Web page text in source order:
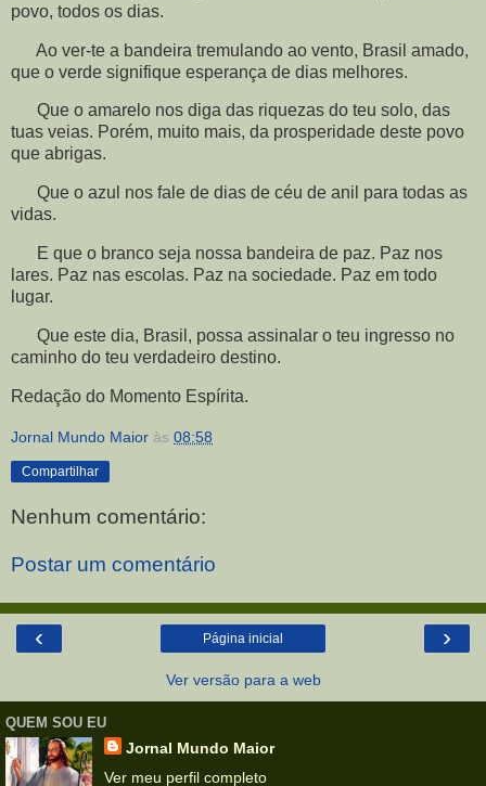
povo, todos os dias.
Ao ver-te a bandeira tremulando ao vento, Brasil amado,
que o verde signifique esperança de dias melhores.
Que o amarelo nos diga das riquezas do teu solo, das
tuas veias. Porém, muito mais, da prosperidade deste povo
que abrigas.
Que o azul nos fale de dias de céu de anil para todas as
vidas.
E que o branco seja nossa bandeira de paz. Paz nos
lares. Paz nas escolas. Paz na sociedade. Paz em todo
lugar.
Que este dia, Brasil, possa assinalar o teu ingresso no
caminho do teu verdadeiro destino.
Redação do Momento Espírita.
Jornal Mundo Maior às 08:58
Compartilhar
Nenhum comentário:
Postar um comentário
‹ ›
Página inicial
Ver versão para a web
QUEM SOU EU
Jornal Mundo Maior
Ver meu perfil completo